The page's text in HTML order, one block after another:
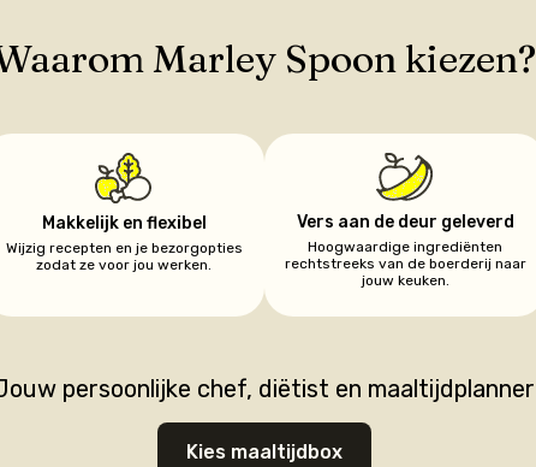
Marley Spoon kiezen?
Makkelijk en flexibel
Wijzig recepten en je bezorgopties
zodat ze voor jou werken.
Vers aan de deur geleverd
Hoogwaardige ingrediënten
rechtstreeks van de boerderij naar
jouw keuken.
persoonlijke chef, diëtist en maaltijdplanner
Kies maaltijdbox